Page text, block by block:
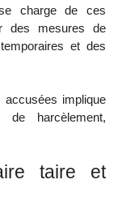
charge de ces
des mesures de
et des
implique
harcèlement,
taire et